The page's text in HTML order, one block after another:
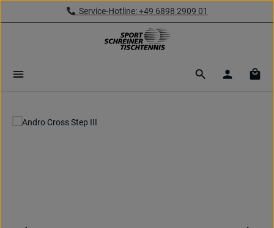
Zum Hauptinhalt springenService-Hotline: +49 6898 2909 01
Bildergalerie überspringen